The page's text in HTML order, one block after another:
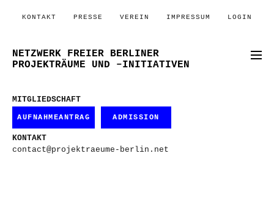
KONTAKT PRESSE VEREIN IMPRESSUM LOGIN
NETZWERK FREIER BERLINER
PROJEKTRÄUME UND –INITIATIVEN
MITGLIEDSCHAFT
AUFNAHMEANTRAG ADMISSION
KONTAKT
contact@projektraeume-berlin.net